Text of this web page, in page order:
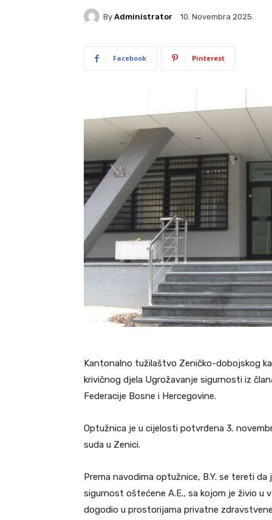
By Administrator 10. Novembra 2025.
Facebook Pinterest
Kantonalno tužilaštvo Zeničko-dobojskog
krivičnog djela Ugrožavanje sigurnosti iz
Federacije Bosne i Hercegovine.
Optužnica je u cijelosti potvrđena 3.
suda u Zenici.
Prema navodima optužnice, B.Y. se tereti
sigurnost oštećene A.E., sa kojom je živio u
dogodio u prostorijama privatne